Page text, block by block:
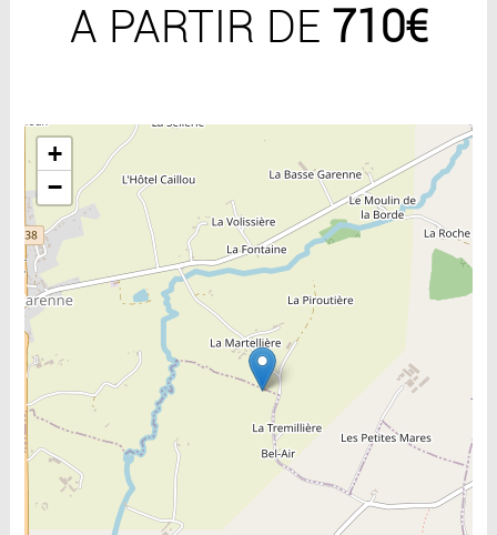
A PARTIR DE 710€
Include la carte
+
−